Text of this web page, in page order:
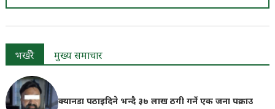
भर्खरै मुख्य समाचार
क्यानडा पठाइदिने भन्दै ३७ लाख ठगी गर्ने एक जना पक्राउ